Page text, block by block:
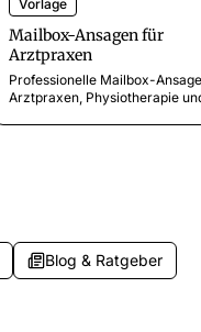
Vorlage
Mailbox-Ansagen für
Arztpraxen
Professionelle Mailbox-
Arztpraxen, Physiotherapie
Blog & Ratgeber